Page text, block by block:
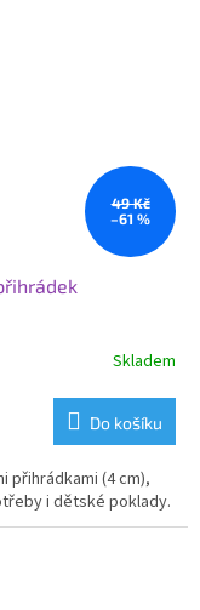
49 Kč
–61 %
Skladem
Do košíku
přihrádkami (4 cm),
i dětské poklady.